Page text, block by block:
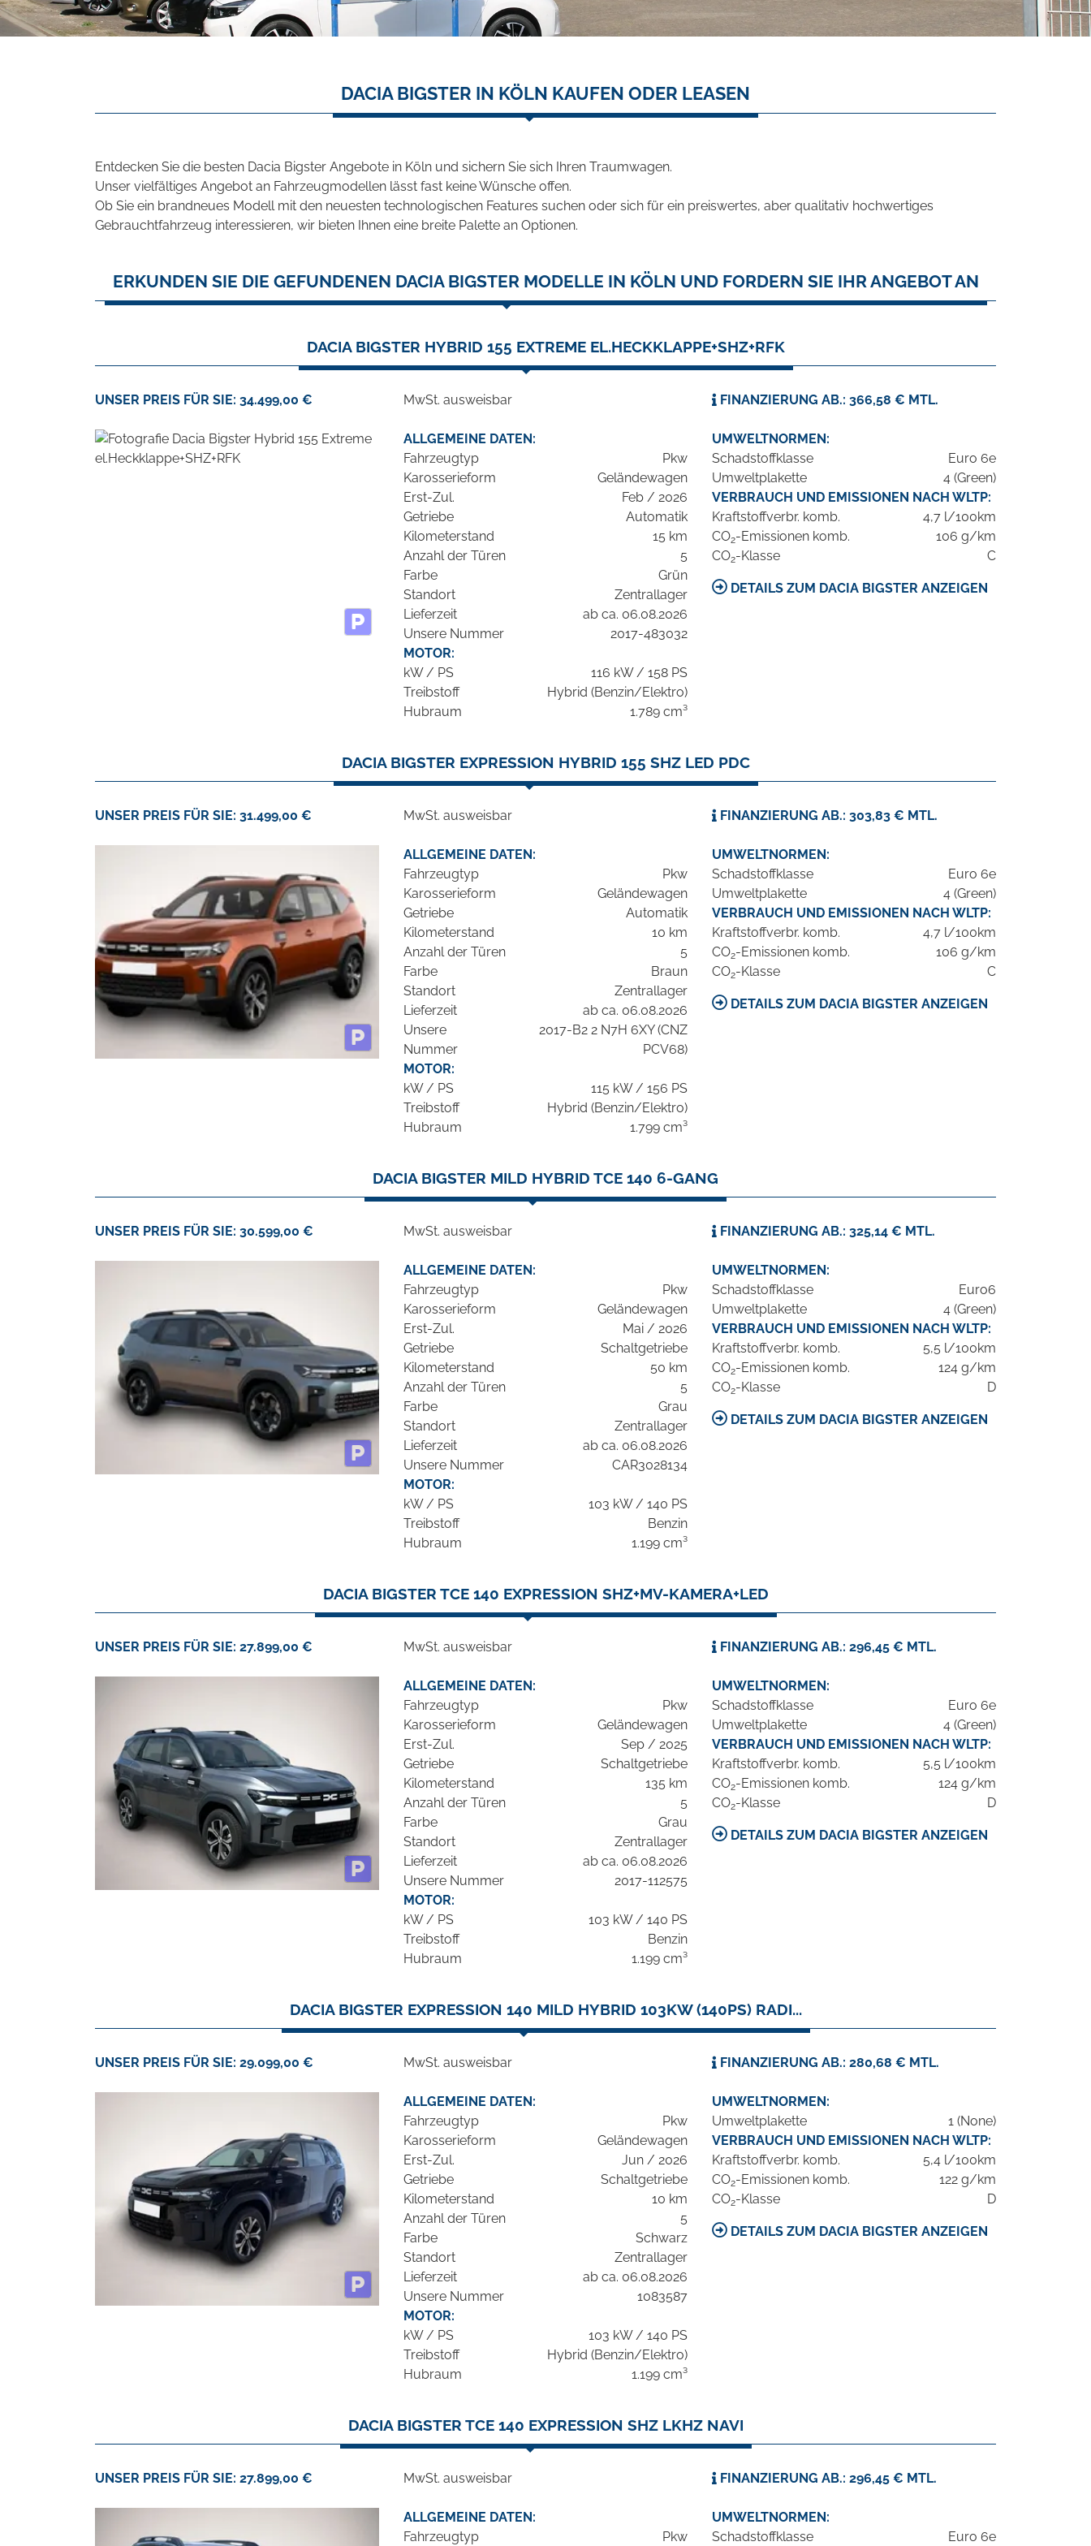
DACIA BIGSTER IN KÖLN KAUFEN ODER LEASEN
Entdecken Sie die besten Dacia Bigster Angebote in Köln und sichern Sie sich Ihren Traumwagen.
Unser vielfältiges Angebot an Fahrzeugmodellen lässt fast keine Wünsche offen.
Ob Sie ein brandneues Modell mit den neuesten technologischen Features suchen oder sich für ein preiswertes, aber qualitativ hochwertiges
Gebrauchtfahrzeug interessieren, wir bieten Ihnen eine breite Palette an Optionen.
ERKUNDEN SIE DIE GEFUNDENEN DACIA BIGSTER MODELLE IN KÖLN UND FORDERN SIE IHR ANGEBOT AN
DACIA BIGSTER HYBRID 155 EXTREME EL.HECKKLAPPE+SHZ+RFK
UNSER PREIS FÜR SIE: 34.499,00 € MwSt. ausweisbar FINANZIERUNG AB.: 366,58 € MTL.
ALLGEMEINE DATEN:
Fahrzeugtyp
Pkw
Karosserieform
Geländewagen
Erst-Zul.
Feb / 2026
Getriebe
Automatik
Kilometerstand
15 km
Anzahl der Türen
5
Farbe
Grün
Standort
Zentrallager
Lieferzeit
ab ca. 06.08.2026
Unsere Nummer
2017-483032
MOTOR:
kW / PS
116 kW / 158 PS
Treibstoff
Hybrid (Benzin/Elektro)
Hubraum
1.789 cm³
UMWELTNORMEN:
Schadstoffklasse
Euro 6e
Umweltplakette
4 (Green)
VERBRAUCH UND EMISSIONEN NACH WLTP:
Kraftstoffverbr. komb.
4,7 l/100km
CO2-Emissionen komb.
106 g/km
CO2-Klasse C
DETAILS ZUM DACIA BIGSTER ANZEIGEN
DACIA BIGSTER EXPRESSION HYBRID 155 SHZ LED PDC
UNSER PREIS FÜR SIE: 31.499,00 € MwSt. ausweisbar FINANZIERUNG AB.: 303,83 € MTL.
ALLGEMEINE DATEN:
Fahrzeugtyp
Pkw
Karosserieform
Geländewagen
Getriebe
Automatik
Kilometerstand
10 km
Anzahl der Türen
5
Farbe
Braun
Standort
Zentrallager
Lieferzeit
ab ca. 06.08.2026
Unsere
Nummer
2017-B2 2 N7H 6XY (CNZ
PCV68)
MOTOR:
kW / PS
115 kW / 156 PS
Treibstoff
Hybrid (Benzin/Elektro)
Hubraum
1.799 cm³
UMWELTNORMEN:
Schadstoffklasse
Euro 6e
Umweltplakette
4 (Green)
VERBRAUCH UND EMISSIONEN NACH WLTP:
Kraftstoffverbr. komb.
4,7 l/100km
CO2-Emissionen komb.
106 g/km
CO2-Klasse C
DETAILS ZUM DACIA BIGSTER ANZEIGEN
DACIA BIGSTER MILD HYBRID TCE 140 6-GANG
UNSER PREIS FÜR SIE: 30.599,00 € MwSt. ausweisbar FINANZIERUNG AB.: 325,14 € MTL.
ALLGEMEINE DATEN:
Fahrzeugtyp
Pkw
Karosserieform
Geländewagen
Erst-Zul.
Mai / 2026
Getriebe
Schaltgetriebe
Kilometerstand
50 km
Anzahl der Türen
5
Farbe
Grau
Standort
Zentrallager
Lieferzeit
ab ca. 06.08.2026
Unsere Nummer
CAR3028134
MOTOR:
kW / PS
103 kW / 140 PS
Treibstoff
Benzin
Hubraum
1.199 cm³
UMWELTNORMEN:
Schadstoffklasse
Euro6
Umweltplakette
4 (Green)
VERBRAUCH UND EMISSIONEN NACH WLTP:
Kraftstoffverbr. komb.
5,5 l/100km
CO2-Emissionen komb.
124 g/km
CO2-Klasse D
DETAILS ZUM DACIA BIGSTER ANZEIGEN
DACIA BIGSTER TCE 140 EXPRESSION SHZ+MV-KAMERA+LED
UNSER PREIS FÜR SIE: 27.899,00 € MwSt. ausweisbar FINANZIERUNG AB.: 296,45 € MTL.
ALLGEMEINE DATEN:
Fahrzeugtyp
Pkw
Karosserieform
Geländewagen
Erst-Zul.
Sep / 2025
Getriebe
Schaltgetriebe
Kilometerstand
135 km
Anzahl der Türen
5
Farbe
Grau
Standort
Zentrallager
Lieferzeit
ab ca. 06.08.2026
Unsere Nummer
2017-112575
MOTOR:
kW / PS
103 kW / 140 PS
Treibstoff
Benzin
Hubraum
1.199 cm³
UMWELTNORMEN:
Schadstoffklasse
Euro 6e
Umweltplakette
4 (Green)
VERBRAUCH UND EMISSIONEN NACH WLTP:
Kraftstoffverbr. komb.
5,5 l/100km
CO2-Emissionen komb.
124 g/km
CO2-Klasse D
DETAILS ZUM DACIA BIGSTER ANZEIGEN
DACIA BIGSTER EXPRESSION 140 MILD HYBRID 103KW (140PS) RADI...
UNSER PREIS FÜR SIE: 29.099,00 € MwSt. ausweisbar FINANZIERUNG AB.: 280,68 € MTL.
ALLGEMEINE DATEN:
Fahrzeugtyp
Pkw
Karosserieform
Geländewagen
Erst-Zul.
Jun / 2026
Getriebe
Schaltgetriebe
Kilometerstand
10 km
Anzahl der Türen
5
Farbe
Schwarz
Standort
Zentrallager
Lieferzeit
ab ca. 06.08.2026
Unsere Nummer
1083587
MOTOR:
kW / PS
103 kW / 140 PS
Treibstoff
Hybrid (Benzin/Elektro)
Hubraum
1.199 cm³
UMWELTNORMEN:
Umweltplakette
1 (None)
VERBRAUCH UND EMISSIONEN NACH WLTP:
Kraftstoffverbr. komb.
5,4 l/100km
CO2-Emissionen komb.
122 g/km
CO2-Klasse D
DETAILS ZUM DACIA BIGSTER ANZEIGEN
DACIA BIGSTER TCE 140 EXPRESSION SHZ LKHZ NAVI
UNSER PREIS FÜR SIE: 27.899,00 € MwSt. ausweisbar FINANZIERUNG AB.: 296,45 € MTL.
ALLGEMEINE DATEN:
Fahrzeugtyp
Pkw
UMWELTNORMEN:
Schadstoffklasse
Euro 6e